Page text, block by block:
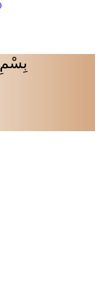
بِسْمِ